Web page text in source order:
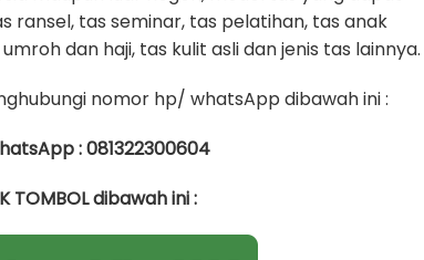
ransel, tas seminar, tas pelatihan, tas anak
dan haji, tas kulit asli dan jenis tas lainnya.
nomor hp/ whatsApp dibawah ini :
: 081322300604
TOMBOL dibawah ini :